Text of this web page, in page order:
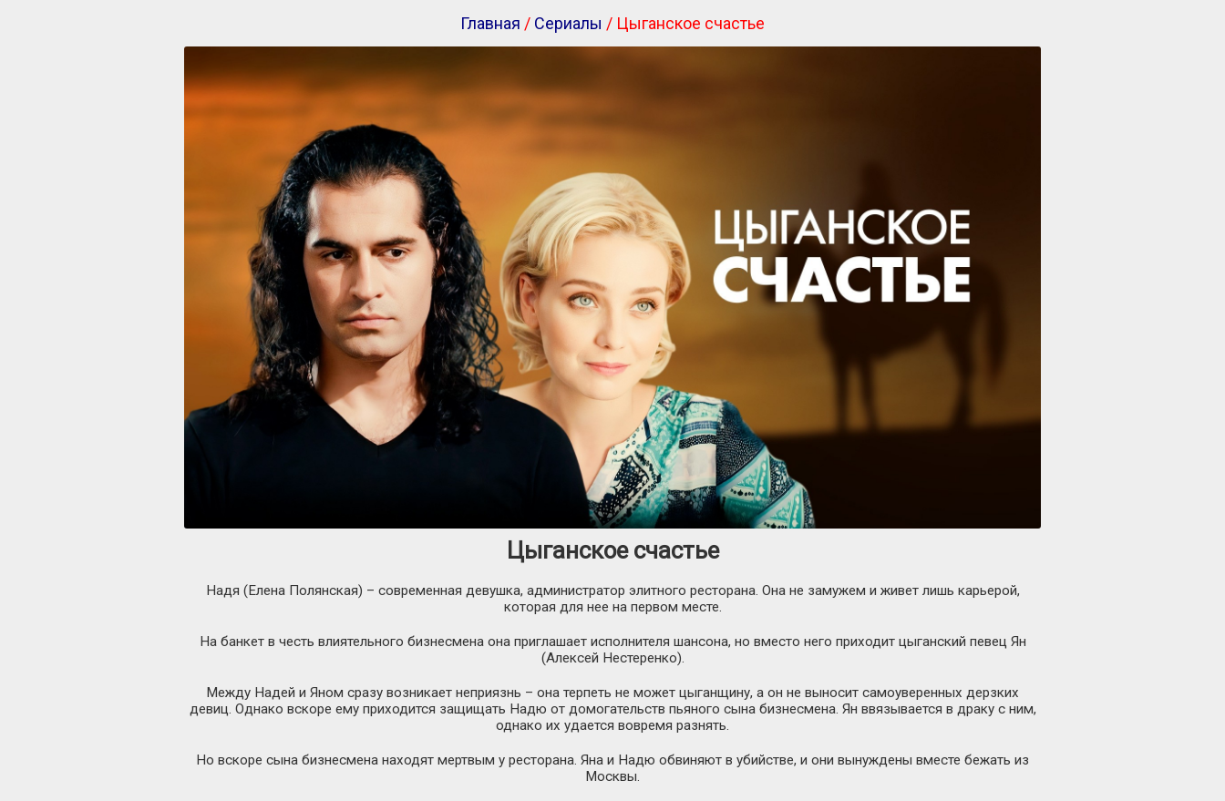
Главная / Сериалы / Цыганское счастье
Цыганское счастье
Надя (Елена Полянская) – современная девушка, администратор элитного ресторана. Она не замужем и живет лишь карьерой,
которая для нее на первом месте.
На банкет в честь влиятельного бизнесмена она приглашает исполнителя шансона, но вместо него приходит цыганский певец Ян
(Алексей Нестеренко).
Между Надей и Яном сразу возникает неприязнь – она терпеть не может цыганщину, а он не выносит самоуверенных дерзких
девиц. Однако вскоре ему приходится защищать Надю от домогательств пьяного сына бизнесмена. Ян ввязывается в драку с ним,
однако их удается вовремя разнять.
Но вскоре сына бизнесмена находят мертвым у ресторана. Яна и Надю обвиняют в убийстве, и они вынуждены вместе бежать из
Москвы.